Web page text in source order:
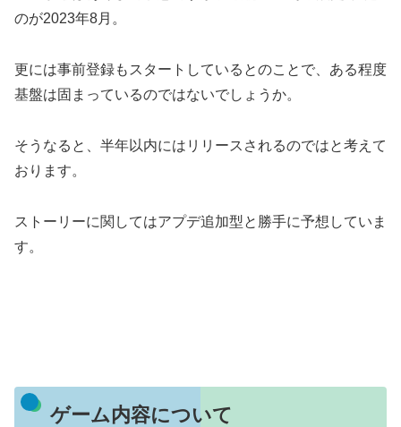
のが2023年8月。
更には事前登録もスタートしているとのことで、ある程度
基盤は固まっているのではないでしょうか。
そうなると、半年以内にはリリースされるのではと考えて
おります。
ストーリーに関してはアプデ追加型と勝手に予想していま
す。
ゲーム内容について